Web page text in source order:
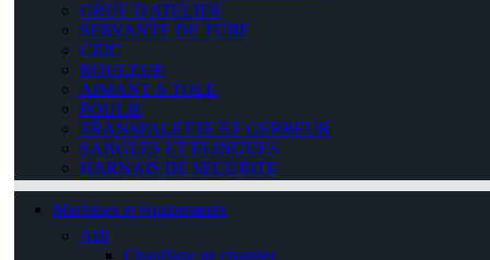
GRUE D'ATELIER
SERVANTE DE TUBE
CRIC
ROULEUR
AIMANT A TOLE
POULIE
TRANSPALETTE ET GERBEUR
SANGLES ET ELINGUES
HARNAIS DE SECURITE
Machines et équipements
AIR
Chauffage de chantier